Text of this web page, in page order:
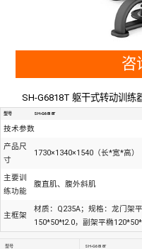
咨
SH-G6818T 躯干式转动训练
型号 SH-G6818T
技术参数
产品尺
寸
1730×1340×1540（长*宽*高）
主要训
练功能
腹直肌、腹外斜肌
主框架
材质：Q235A；规格：龙门架
150*50*t2.0，副架平椭
型号 SH-G6818T